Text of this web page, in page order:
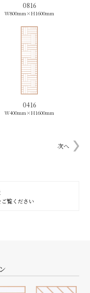
0816
W800mm×H1600mm
0416
W400mm×H1600mm
次へ
覧ください